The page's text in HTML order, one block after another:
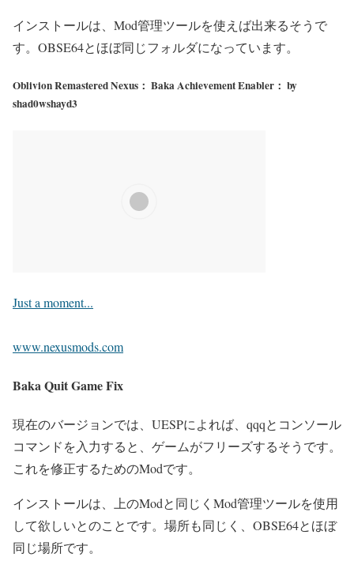
インストールは、Mod管理ツールを使えば出来るそうで
す。OBSE64とほぼ同じフォルダになっています。
Oblivion Remastered Nexus： Baka Achievement Enabler： by
shad0wshayd3
Just a moment...
www.nexusmods.com
Baka Quit Game Fix
現在のバージョンでは、UESPによれば、qqqとコンソール
コマンドを入力すると、ゲームがフリーズするそうです。
これを修正するためのModです。
インストールは、上のModと同じくMod管理ツールを使用
して欲しいとのことです。場所も同じく、OBSE64とほぼ
同じ場所です。